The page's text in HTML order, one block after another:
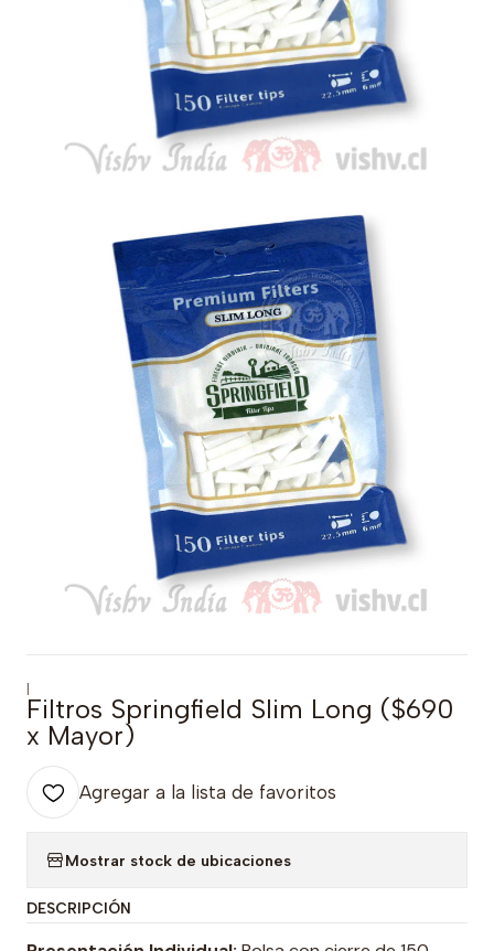
|
Filtros Springfield Slim Long ($690
x Mayor)
Agregar a la lista de favoritos
Mostrar stock de ubicaciones
DESCRIPCIÓN